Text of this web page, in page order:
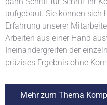
aufgebaut. Sie können sich
Erfahrung unserer
Arbeiten aus einer Hand
Ineinandergreifen der
präzises Ergebnis ohne
Mehr zum Thema